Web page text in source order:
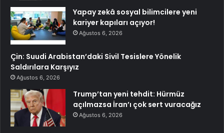
Yapay zekâ sosyal bilimcilere yeni
kariyer kapıları açıyor!
Ağustos 6, 2026
Çin: Suudi Arabistan’daki Sivil Tesislere Yönelik
Saldırılara Karşıyız
Ağustos 6, 2026
Trump’tan yeni tehdit: Hürmüz
açılmazsa İran’ı çok sert vuracağız
Ağustos 6, 2026